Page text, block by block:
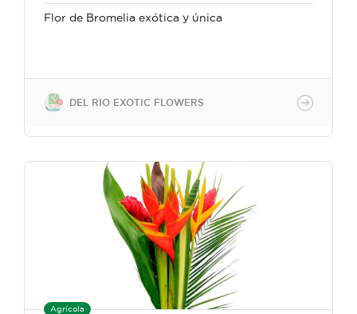
Flor de Bromelia exótica y única
DEL RIO EXOTIC FLOWERS
Agrícola